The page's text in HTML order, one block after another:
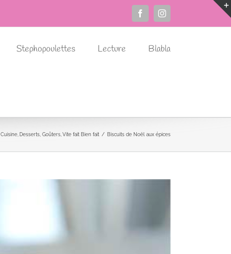
FacebookInstagram
Stephopoulettes Lecture Blabla
Cuisine Desserts Goûters Vite fait Bien fait Biscuits de Noël aux épices